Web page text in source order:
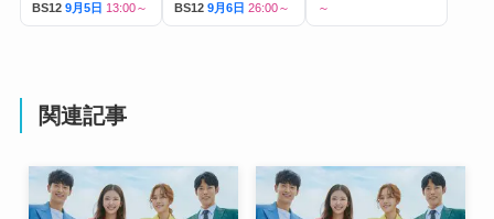
BS12 9月5日 13:00～ BS12 9月6日 26:00～
～
関連記事